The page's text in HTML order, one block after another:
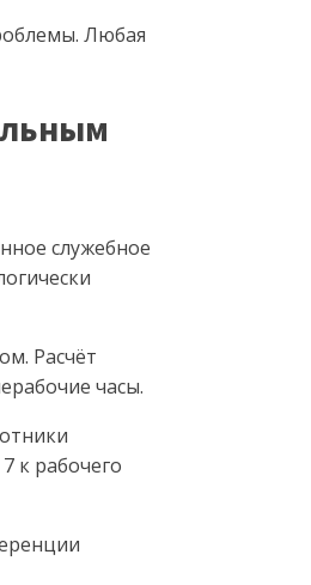
Любая
служебное
Расчёт
часы.
к рабочего